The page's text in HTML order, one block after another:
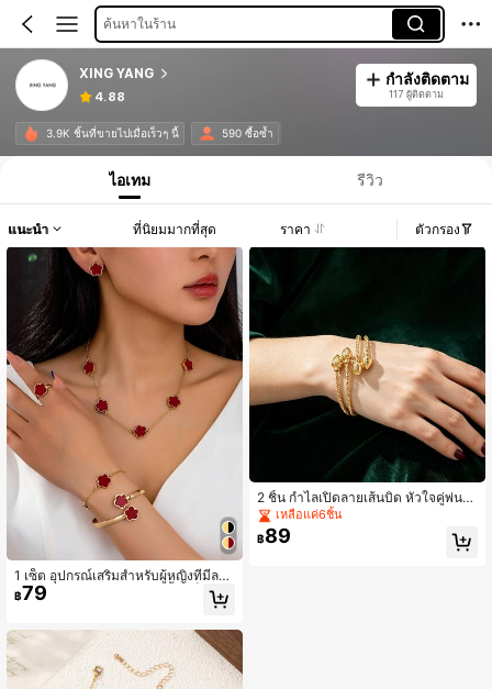
ค้นหาในร้าน
XING YANG
4.88
กำลังติดตาม
117 ผู้ติดตาม
3.9K ชิ้นที่ขายไปเมื่อเร็วๆ นี้ 590 ซื้อซ้ำ
ไอเทม รีวิว
แนะนำ ที่นิยมมากที่สุด ราคา ตัวกรอง
1 เซ็ต อุปกรณ์เสริมสำหรับผู้หญิงที่มีลว
ดลายดอกไม้แบบหรูหรา 5 ชิ้น/เซ็ต สำ
หรับหลากหลายการใช้งาน
฿79
2 ชิ้น กำไลเปิดลายเส้นบิด หัวใจคู่พ่นท
ราย ยอดนิยม
เหลือแค่6ชิ้น
฿89